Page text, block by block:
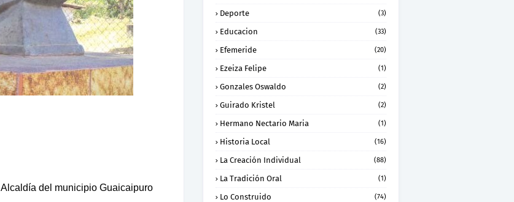
Alcaldía del municipio Guaicaipuro
Deporte (3)
Educacion (33)
Efemeride (20)
Ezeiza Felipe (1)
Gonzales Oswaldo (2)
Guirado Kristel (2)
Hermano Nectario Maria (1)
Historia Local (16)
La Creación Individual (88)
La Tradición Oral (1)
Lo Construido (74)